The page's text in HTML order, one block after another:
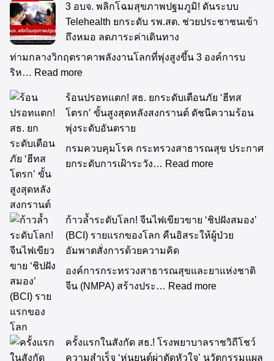
3 อบจ. พลิกโฉมสุขภาพปฐมภูมิ! ดันระบบ
Telehealth ยกระดับ รพ.สต. ช่วยประชาชนเข้า
ถึงหมอ ลดภาระค่าเดินทาง
ท่ามกลางวิกฤตราคาพลังงานโลกที่พุ่งสูงขึ้น 3 องค์การบ
ริห… Read more
ร้อนปรอทแตก! สธ. ยกระดับเตือนภัย ‘ฮีทส
โตรก’ ขั้นสูงสุดหลังสงกรานต์ ดัชนีความร้อน
พุ่งระดับอันตราย
กรมควบคุมโรค กระทรวงสาธารณสุข ประกาศ
ยกระดับการเฝ้าระวัง… Read more
ก้าวล้ำระดับโลก! จีนไฟเขียวขาย ‘ชิปฝังสมอง’
(BCI) รายแรกของโลก คืนอิสระให้ผู้ป่วย
อัมพาตสั่งการด้วยความคิด
องค์การกระทรวงสาธารณสุขและยาแห่งชาติ
จีน (NMPA) สร้างประ… Read more
ครั้งแรกในสังกัด สธ.! โรงพยาบาลราชวิถีโชว์
ความสำเร็จ ‘หุ่นยนต์ผ่าตัดหัวใจ’ นวัตกรรมแผล